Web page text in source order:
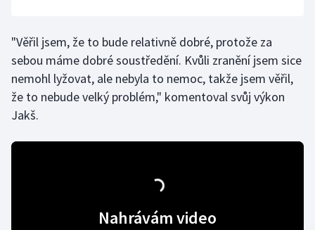
Short track
Sportovní střelba
"Věřil jsem, že to bude relativně dobré, protože za
sebou máme dobré soustředění. Kvůli zranění jsem sice
nemohl lyžovat, ale nebyla to nemoc, takže jsem věřil,
že to nebude velký problém," komentoval svůj výkon
Jakš.
Nahrávám video